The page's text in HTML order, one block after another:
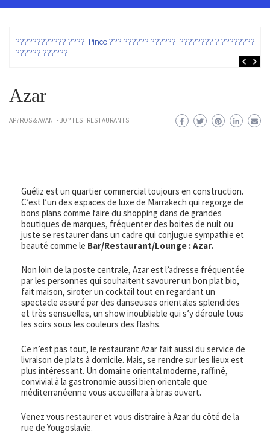
???????????? ???? Pinco ??? ?????? ??????: ???????? ? ???????? ?
?????? ??????
Azar
AP?ROS & AVANT-BO?TES RESTAURANTS
Guéliz est un quartier commercial toujours en construction.
C’est l’un des espaces de luxe de Marrakech qui regorge de
bons plans comme faire du shopping dans de grandes
boutiques de marques, fréquenter des boites de nuit ou
juste se restaurer dans un cadre qui conjugue sympathie et
beauté comme le Bar/Restaurant/Lounge : Azar.
Non loin de la poste centrale, Azar est l’adresse fréquentée
par les personnes qui souhaitent savourer un bon plat bio,
fait maison, siroter un cocktail tout en regardant un
spectacle assuré par des danseuses orientales splendides
et très sensuelles, un show inoubliable qui s’y déroule tous
les soirs sous les couleurs des flashs.
Ce n’est pas tout, le restaurant Azar fait aussi du service de
livraison de plats à domicile. Mais, se rendre sur les lieux est
plus intéressant. Un domaine oriental moderne, raffiné,
convivial à la gastronomie aussi bien orientale que
méditerranéenne vous accueillera à bras ouvert.
Venez vous restaurer et vous distraire à Azar du côté de la
rue de Yougoslavie.